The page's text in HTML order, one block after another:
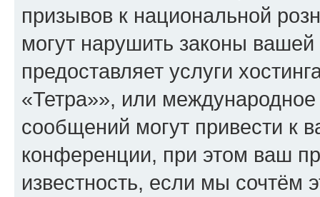
призывов к национальной
могут нарушить законы
предоставляет услуги
«Тетра»», или
сообщений могут привести к
конференции, при этом ваш
известность, если мы сочтём